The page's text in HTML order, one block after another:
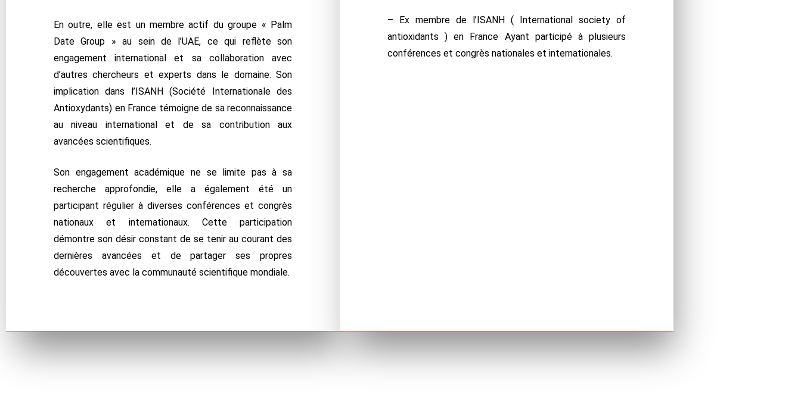
En outre, elle est un membre actif du groupe « Palm
Date Group » au sein de l’UAE, ce qui reflète son
engagement international et sa collaboration avec
d’autres chercheurs et experts dans le domaine. Son
implication dans l’ISANH (Société Internationale des
Antioxydants) en France témoigne de sa reconnaissance
au niveau international et de sa contribution aux
avancées scientifiques.
Son engagement académique ne se limite pas à sa
recherche approfondie, elle a également été un
participant régulier à diverses conférences et congrès
nationaux et internationaux. Cette participation
démontre son désir constant de se tenir au courant des
dernières avancées et de partager ses propres
découvertes avec la communauté scientifique mondiale.
– Ex membre de l’ISANH ( International society of
antioxidants ) en France Ayant participé à plusieurs
conférences et congrès nationales et internationales.